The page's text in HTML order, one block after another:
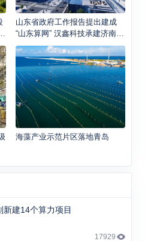
山东省政府工作报告提出建成
“山东算网” 汉鑫科技承建济南人
工智能计算中心打造标杆案例
海藻产业示范片区落地青岛
新建14个算力项目
17929